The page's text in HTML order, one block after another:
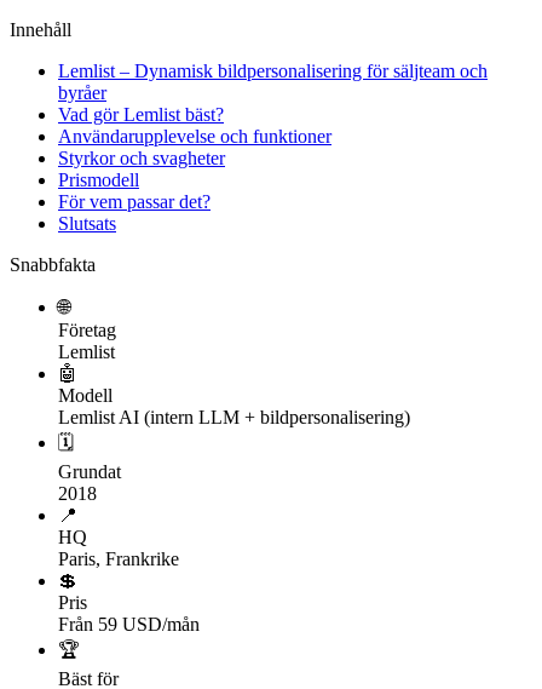
Innehåll
Lemlist – Dynamisk bildpersonalisering för säljteam och
byråer
Vad gör Lemlist bäst?
Användarupplevelse och funktioner
Styrkor och svagheter
Prismodell
För vem passar det?
Slutsats
Snabbfakta
🌐
Företag
Lemlist
🤖
Modell
Lemlist AI (intern LLM + bildpersonalisering)
🗓
Grundat
2018
📍
HQ
Paris, Frankrike
💲
Pris
Från 59 USD/mån
🏆
Bäst för